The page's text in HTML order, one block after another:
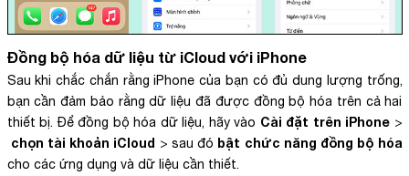
Đồng bộ hóa dữ liệu từ iCloud với iPhone
Sau khi chắc chắn rằng iPhone của bạn có đủ dung lượng trống,
bạn cần đảm bảo rằng dữ liệu đã được đồng bộ hóa trên cả hai
thiết bị. Để đồng bộ hóa dữ liệu, hãy vào Cài đặt trên iPhone >
chọn tài khoản iCloud > sau đó bật chức năng đồng bộ hóa
cho các ứng dụng và dữ liệu cần thiết.